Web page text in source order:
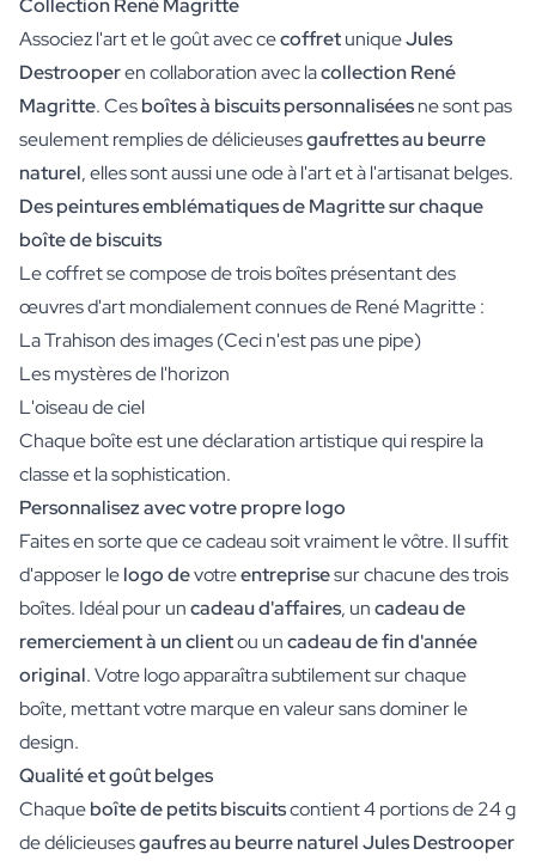
Associez l'art et le goût avec cecoffretuniqueJules
Destrooperen collaboration avec lacollection René
Magritte. Cesboîtes à biscuits personnaliséesne sont pas
seulement remplies de délicieusesgaufrettes au beurre
naturel, elles sont aussi une ode à l'art et à l'artisanat belges.
Des peintures emblématiques de Magritte sur chaque
boîte de biscuits
Le coffret se compose de trois boîtes présentant des
œuvres d'art mondialement connues de René Magritte :
La Trahison des images (Ceci n'est pas une pipe)
Les mystères de l'horizon
L'oiseau de ciel
Chaque boîte est une déclaration artistique qui respire la
classe et la sophistication.
Personnalisez avec votre propre logo
Faites en sorte que ce cadeau soit vraiment le vôtre. Il suffit
d'apposer lelogo devotreentreprisesur chacune des trois
boîtes. Idéal pour uncadeau d'affaires, uncadeau de
remerciement à un clientou uncadeau de fin d'année
original. Votre logo apparaîtra subtilement sur chaque
boîte, mettant votre marque en valeur sans dominer le
design.
Qualité et goût belges
Chaqueboîte de petits biscuitscontient 4 portions de 24 g
de délicieusesgaufres au beurre naturel Jules Destrooper